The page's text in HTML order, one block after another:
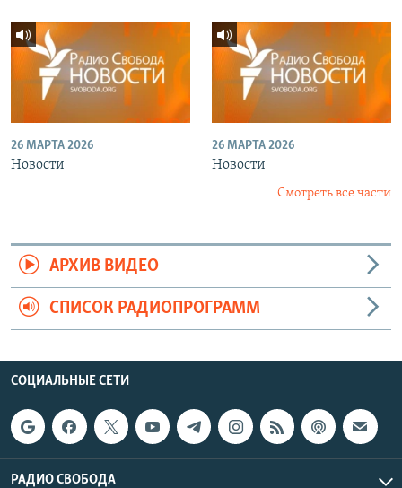
26 МАРТА 2026
Новости
26 МАРТА 2026
Новости
Смотреть все части
АРХИВ ВИДЕО
СПИСОК РАДИОПРОГРАММ
СОЦИАЛЬНЫЕ СЕТИ
РАДИО СВОБОДА